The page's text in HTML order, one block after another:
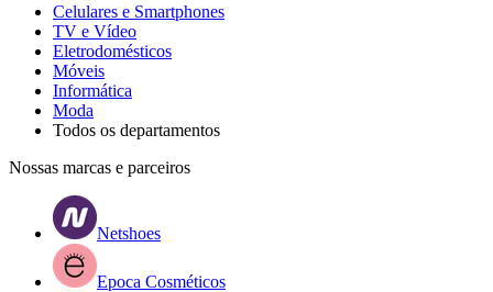
Celulares e Smartphones
TV e Vídeo
Eletrodomésticos
Móveis
Informática
Moda
Todos os departamentos
Nossas marcas e parceiros
Netshoes
Epoca Cosméticos